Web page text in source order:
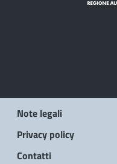
Note legali
Privacy policy
Contatti